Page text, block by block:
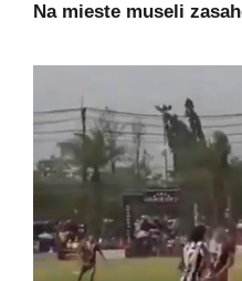
Na mieste museli